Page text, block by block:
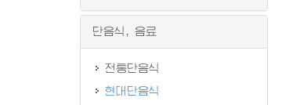
단음식, 음료
전통단음식
현대단음식